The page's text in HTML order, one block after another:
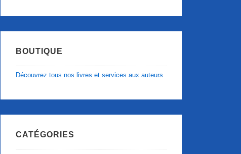
BOUTIQUE
Découvrez tous nos livres et services aux auteurs
CATÉGORIES